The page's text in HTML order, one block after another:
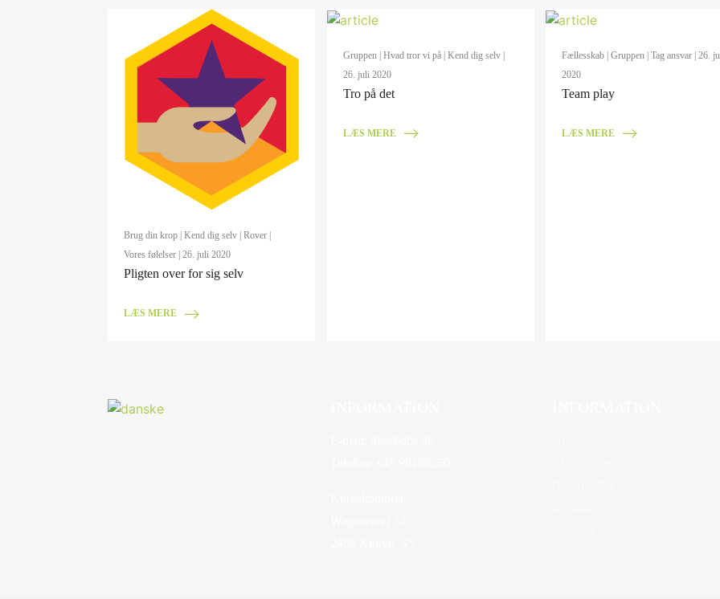
Brug din krop |Kend dig selv |Rover
Vores følelser | 26. juli 2020
Pligten over for sig selv
LÆS MERE
Gruppen | Hvad tror vi på| Kend dig selv|
26. juli 2020
Tro på det
LÆS MERE
Fællesskab |Gruppen |Tag ansvar | 26.
2020
Team play
LÆS MERE